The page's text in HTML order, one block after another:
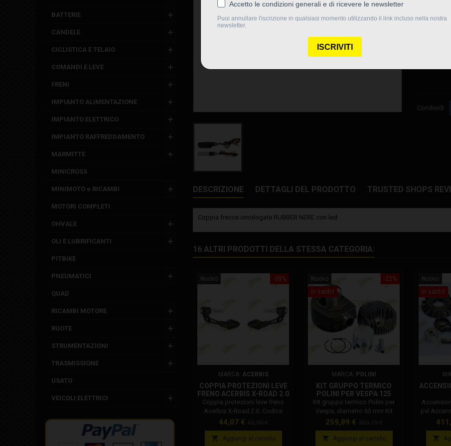
BATTERIE
CANDELE
CICLISTICA E TELAIO
COMANDI E LEVE
FRENI
IMPIANTO ALIMENTAZIONE
IMPIANTO ELETTRICO
IMPIANTO RAFFREDDAMENTO
MARMITTE
MINICROSS
MINIMOTO e RICAMBI
MOTORI COMPLETI
OHVALE
OLI E LUBRIFICANTI
PITBIKE
PNEUMATICI
QUAD
RICAMBI MOTORE
RUOTE
STRUMENTAZIONI
TRASMISSIONE
USATO
VEICOLI ELETTRICI
Quantità
Non
Condividi
DESCRIZIONE DETTAGLI DEL PRODOTTO TRUSTED SHOPS
Coppia frecce omologate RUBBER NERE con led
16 ALTRI PRODOTTI DELLA STESSA CATEGORIA:
-30%
Nuovo
MARCA: ACERBIS
COPPIA PROTEZIONI LEVE
FRENO ACERBIS X-ROAD 2.0
0022860.090
Coppia protezioni leve freno
Acerbis X-Road 2.0. Codice
Acerbis: 0022860.090 Le
protezioni X-ROAD sono
piccole protezioni ideali per
Prezzo
44,07 €
base
 Aggiungi al carrello
-22%
Nuovo
In saldo!
MARCA: POLINI
KIT GRUPPO TERMICO
POLINI PER VESPA 125
DIAMETRO 63 MM 140.0080
Kit gruppo termico Polini per
Vespa, diametro 63 mm Kit
gruppo termico Polini per:
Vespa, Vespa 150 2T PX, Vespa
150 2T Sprint veloce, Vespa 125
Prezzo
259,89 €
base
 Aggiungi al carrello
Nuovo
In saldo!
pvl
digitale
Vespa
